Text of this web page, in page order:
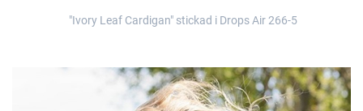
"Ivory Leaf Cardigan" stickad i Drops Air 266-5